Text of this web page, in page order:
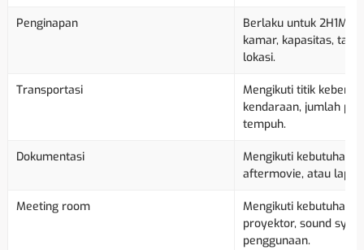
Penginapan
Berlaku untuk 2H1M,
kamar, kapasitas,
lokasi.
Transportasi
Mengikuti titik
kendaraan, jumlah
tempuh.
Dokumentasi
Mengikuti kebutuhan
aftermovie, atau
Meeting room
Mengikuti kebutuhan
proyektor, sound
penggunaan.